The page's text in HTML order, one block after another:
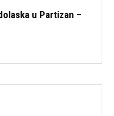
u Partizan –